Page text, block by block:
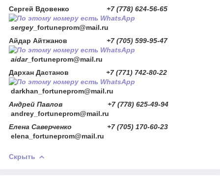
Сергей Вдовенко
+7 (778) 624-56-65
sergey _fortuneprom@mail.ru
Айдар Айтжанов
+7 (705) 599-95-47
aidar_fortuneprom@mail.ru
Дархан Дастанов +7 (771) 742-80-22
darkhan _fortuneprom@mail.ru
Андрей Павлов +7 (778) 625-49-94
andrey_fortuneprom@mail.ru
Елена Саверченко +7 (705) 170-60-23
elena_fortuneprom@mail.ru
Скрыть